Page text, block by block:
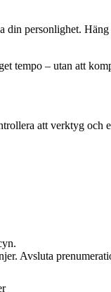
personlighet.
tempo – utan att
att verktyg
Avsluta